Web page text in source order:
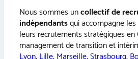
Nous sommes uncollectif de
indépendantsqui accompagne
leurs recrutements stratégiques en
management de transition et